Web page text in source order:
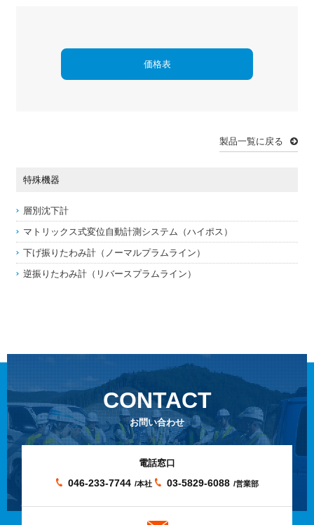
価格表
製品一覧に戻る
特殊機器
層別沈下計
マトリックス式変位自動計測システム（ハイポス）
下げ振りたわみ計（ノーマルプラムライン）
逆振りたわみ計（リバースプラムライン）
CONTACT
お問い合わせ
電話窓口
046-233-7744 /本社 03-5829-6088 /営業部